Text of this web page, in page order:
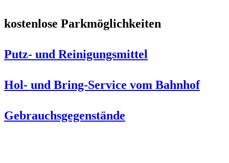
kostenlose Parkmöglichkeiten
Putz- und Reinigungsmittel
Hol- und Bring-Service vom Bahnhof
Gebrauchsgegenstände